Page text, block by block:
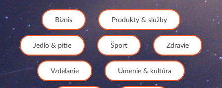
Biznis Produkty & služby
Jedlo & pitie Šport Zdravie
Vzdelanie Umenie & kultúra